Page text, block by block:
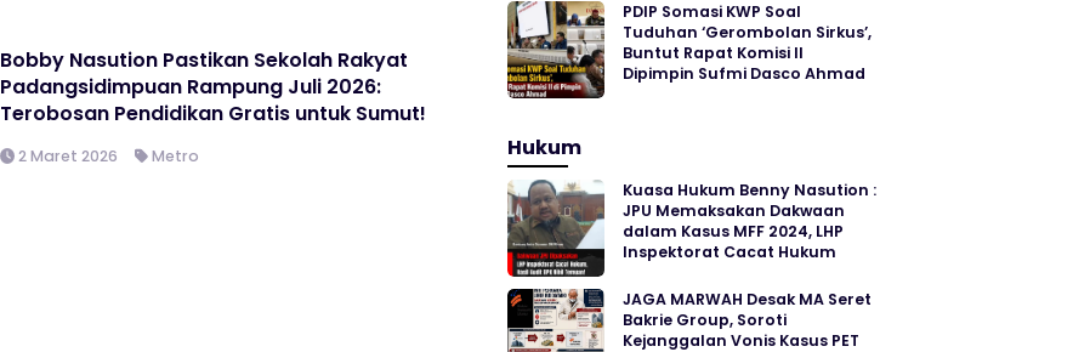
Bobby Nasution Pastikan Sekolah Rakyat
Padangsidimpuan Rampung Juli 2026:
Terobosan Pendidikan Gratis untuk Sumut!
2 Maret 2026 Metro
PDIP Somasi KWP Soal
Tuduhan ‘Gerombolan Sirkus’,
Buntut Rapat Komisi II
Dipimpin Sufmi Dasco Ahmad
Hukum
Kuasa Hukum Benny Nasution :
JPU Memaksakan Dakwaan
dalam Kasus MFF 2024, LHP
Inspektorat Cacat Hukum
JAGA MARWAH Desak MA Seret
Bakrie Group, Soroti
Kejanggalan Vonis Kasus PET